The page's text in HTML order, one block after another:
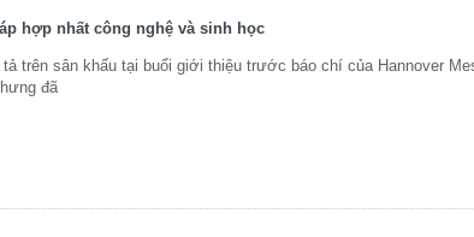
hợp nhất công nghệ và sinh học
trên sân khấu tại buổi giới thiệu trước báo chí của Hannover
đã